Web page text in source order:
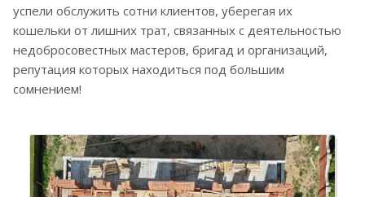
успели обслужить сотни клиентов, уберегая их
кошельки от лишних трат, связанных с деятельностью
недобросовестных мастеров, бригад и организаций,
репутация которых находиться под большим
сомнением!